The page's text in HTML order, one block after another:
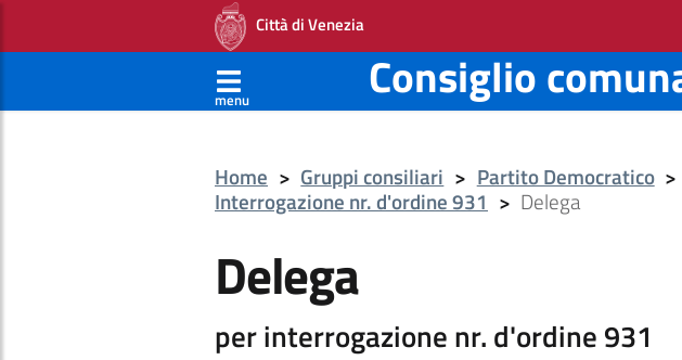
Città di Venezia
menu Consiglio
Home > Gruppi consiliari > Partito Democratico >
Interrogazione nr. d'ordine 931 > Delega
Delega
per interrogazione nr. d'ordine 931